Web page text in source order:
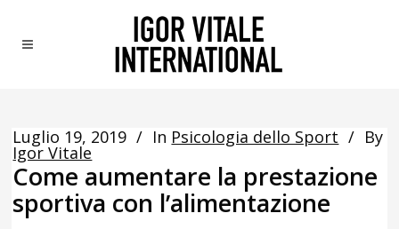
Luglio 19, 2019 In Psicologia dello Sport By
Igor Vitale
Come aumentare la prestazione
sportiva con l’alimentazione